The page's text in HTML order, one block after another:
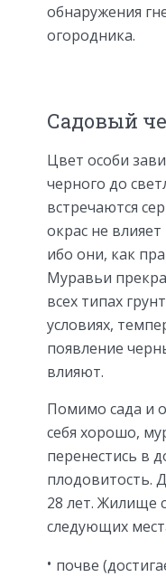
обнаружения
огородника.
Садовый
Цвет особи
черного до
встречаются
окрас не
ибо они, как
Муравьи
всех типах
условиях,
появление
влияют.
Помимо сада и
себя хорошо,
перенестись в
плодовитость.
28 лет. Жилище
следующих
почве